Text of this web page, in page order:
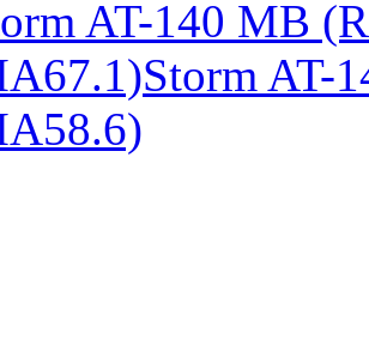
AT-140 MB
Storm AT-